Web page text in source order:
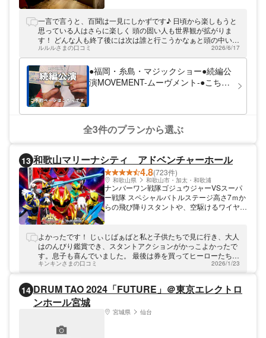
など、幅広く活動するクリエイターでもあり
ます。 そんな彼が持つ第6感とマジックを組
み合わせた特別なサイキックショーは、これ
までブータン国王や様々なVIPのプライベー
トパーティーで公演されてきました。 そん
な特別なサイキックショーを少人数制のシア
ターで体感いただけます。
一言で言うと、百聞は一見にしかずです♪ 日頃から楽しもうと
思っている人はさらに楽しく 頭の固い人も世界観が拡がりま
す！ どんな人も終了後には次は誰と行こうかなぁと頭の中いっ
ぱいになることでしょう🤭笑
ルルルさまの口コミ 2026/6/17
●福岡・糸島・マジックショー●続編公
演MOVEMENT-ムーヴメント-●こちら
全3件のプランから選ぶ
13 和歌山マリーナシティ アドベンチャーホール
4.8(723件)
和歌山県 和歌山市・加太・和歌浦
ナンバーワン戦隊ゴジュウジャーVSスーパ
ー戦隊 スペシャルバトルステージ高さ7ｍか
らの飛び降りスタントや、空駆けるワイヤー
ョンショー「スペシャルバトルステージ」。
2025年夏は、スーパー戦隊シリーズ50周年
を迎えるナンバーワン戦隊ゴジュウジャーと
スーパー戦隊による至高のバトルが繰り広げ
られる！ 今年だけ、ここでしか見られない
戦いを見逃すな！
よかったです！ じぃじばぁばと私と子供たちで見に行き、大人
はのんびり鑑賞でき、スタントアクションがかっこよかったで
す。息子も喜んでいました。 最後は券を買ってヒーローたちと
写真撮影まででき、記念にも残りました。
キンキンさまの口コミ 2026/1/23
14 DRUM TAO 2024「FUTURE」＠東京エレクトロ
ンホール宮城
宮城県 仙台